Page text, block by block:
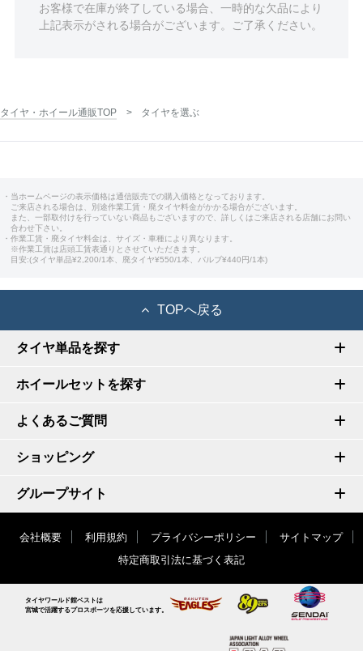
お客様で在庫が終了している場合、一時的な欠品により
上記表示がされる場合がございます。ご了承ください。
タイヤ・ホイール通販TOP タイヤを選ぶ
・当ホームページの表示価格は通信販売での購入価格となっております。
ご来店される場合は、別途作業工賃・廃タイヤ料金がかかる場合がございます。
また、一部取付けを行っていない商品もございますので、詳しくはご来店される店舗にお問い
合わせ下さい。
・作業工賃・廃タイヤ料金は、サイズ・車種により異なります。
※作業工賃は店頭工賃表通りとさせていただきます。
目安:(タイヤ単品¥2,200/1本、廃タイヤ¥550/1本、バルブ¥440円/1本)
TOPへ戻る
タイヤ単品を探す
ホイールセットを探す
よくあるご質問
ショッピング
グループサイト
会社概要 利用規約 プライバシーポリシー
サイトマップ
特定商取引法に基づく表記
タイヤワールド館ベストは
宮城で活躍するプロスポーツを応援しています。